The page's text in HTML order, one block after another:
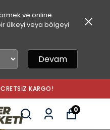
ve online
ülkeyi veya bölgeyi
Devam
KARGO!
0